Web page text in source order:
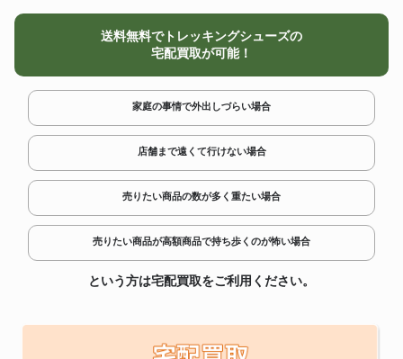
送料無料でトレッキングシューズの
宅配買取が可能！
家庭の事情で外出しづらい場合
店舗まで遠くて行けない場合
売りたい商品の数が多く重たい場合
売りたい商品が高額商品で持ち歩くのが怖い場合
という方は宅配買取をご利用ください。